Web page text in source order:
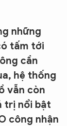
những
tấm tới
cần
hệ thống
vẫn còn
trị nổi bật
công nhận